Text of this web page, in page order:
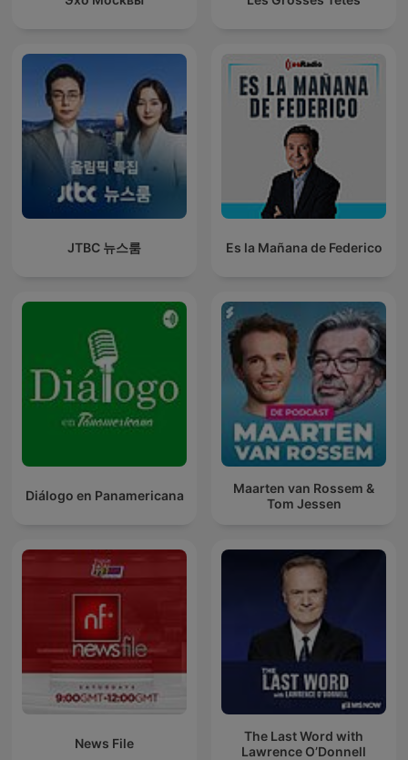
JTBC 뉴스룸 Es la Mañana de Federico
Diálogo en Panamericana
Maarten van Rossem &
Tom Jessen
News File
The Last Word with
Lawrence O’Donnell